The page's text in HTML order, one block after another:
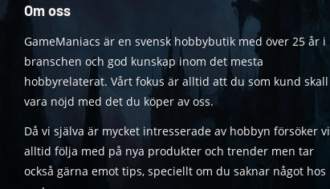
Om oss
GameManiacs är en svensk hobbybutik med över 25 år i
branschen och god kunskap inom det mesta
hobbyrelaterat. Vårt fokus är alltid att du som kund skall
vara nöjd med det du köper av oss.
Då vi själva är mycket intresserade av hobbyn försöker vi
alltid följa med på nya produkter och trender men tar
också gärna emot tips, speciellt om du saknar något hos